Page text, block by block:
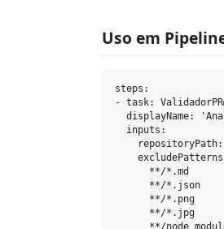
Uso em
steps:
- task:
displayName:
  inputs:
      **/*.md
      **/*.json
      **/*.png
      **/*.jpg
**/